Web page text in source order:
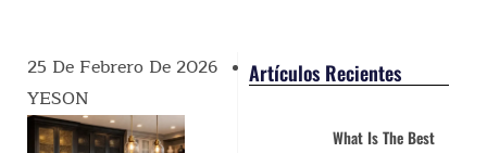
25 De Febrero De 2026
YESON
Artículos Recientes
What Is The Best